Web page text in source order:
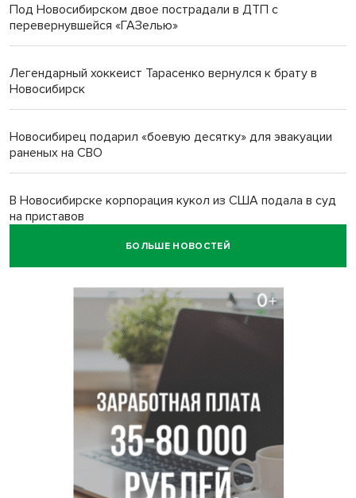
Под Новосибирском двое пострадали в ДТП с
перевернувшейся «ГАЗелью»
Легендарный хоккеист Тарасенко вернулся к брату в
Новосибирск
Новосибирец подарил «боевую десятку» для эвакуации
раненых на СВО
В Новосибирске корпорация кукол из США подала в суд
на приставов
БОЛЬШЕ НОВОСТЕЙ